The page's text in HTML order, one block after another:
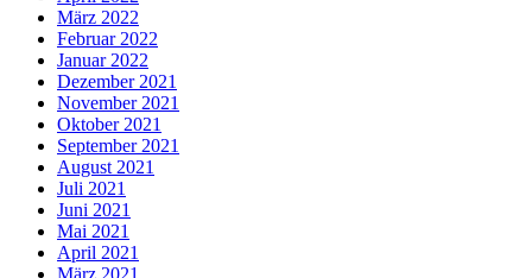
März 2022
Februar 2022
Januar 2022
Dezember 2021
November 2021
Oktober 2021
September 2021
August 2021
Juli 2021
Juni 2021
Mai 2021
April 2021
März 2021